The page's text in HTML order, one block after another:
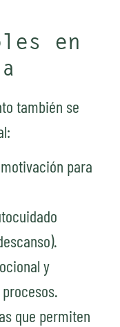
en
también se
para
y
que permiten